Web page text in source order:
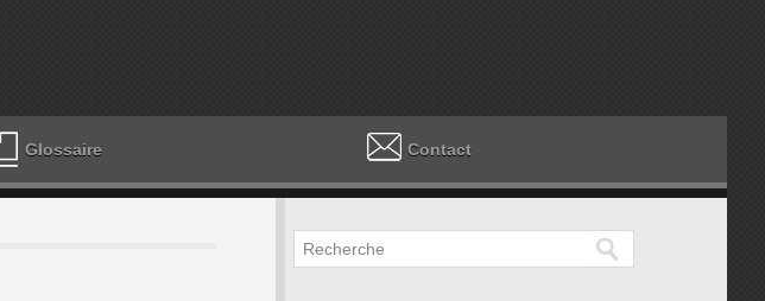
Glossaire Contact